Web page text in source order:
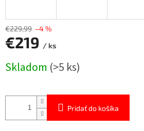
€229,99 –4 %
€219 / ks
cena:
Skladom (>5 ks)
Pridať do košíka